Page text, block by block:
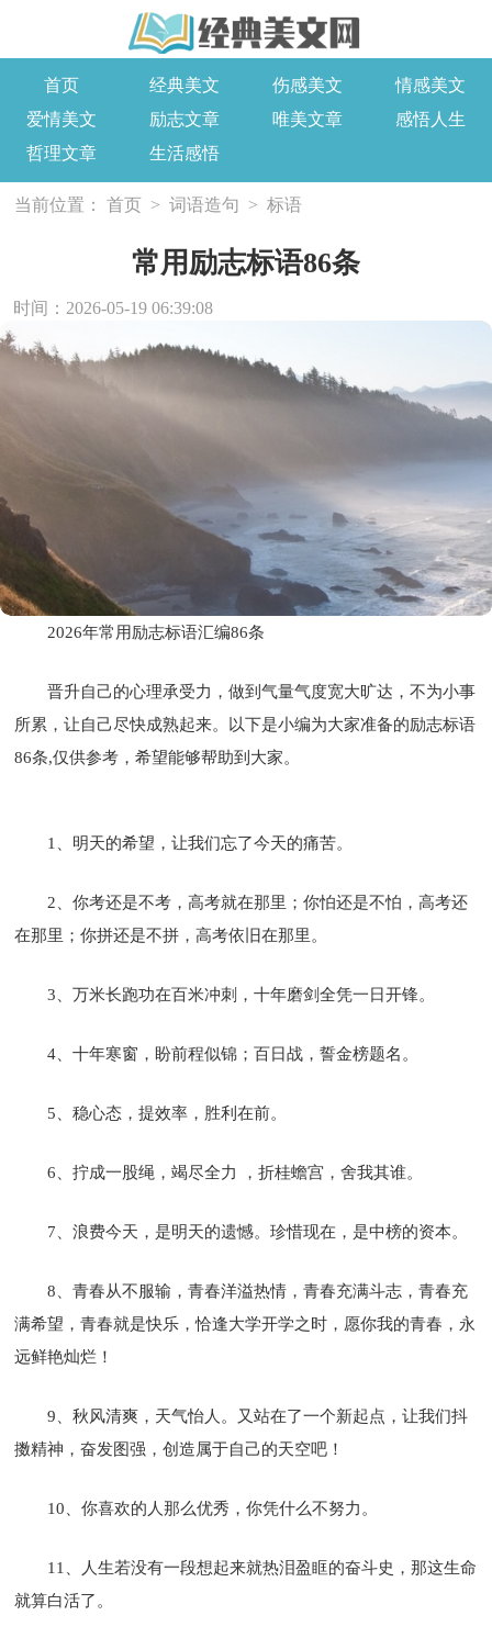
首页 经典美文 伤感美文
情感美文
爱情美文
励志文章 唯美文章
感悟人生
哲理文章
生活感悟
当前位置： 首页 > 词语造句 > 标语
常用励志标语86条
时间：2026-05-19 06:39:08
2026年常用励志标语汇编86条
晋升自己的心理承受力，做到气量气度宽大旷达，不为小事
所累，让自己尽快成熟起来。以下是小编为大家准备的励志标语
86条,仅供参考，希望能够帮助到大家。
1、明天的希望，让我们忘了今天的痛苦。
2、你考还是不考，高考就在那里；你怕还是不怕，高考还
在那里；你拼还是不拼，高考依旧在那里。
3、万米长跑功在百米冲刺，十年磨剑全凭一日开锋。
4、十年寒窗，盼前程似锦；百日战，誓金榜题名。
5、稳心态，提效率，胜利在前。
6、拧成一股绳，竭尽全力 ，折桂蟾宫，舍我其谁。
7、浪费今天，是明天的遗憾。珍惜现在，是中榜的资本。
8、青春从不服输，青春洋溢热情，青春充满斗志，青春充
满希望，青春就是快乐，恰逢大学开学之时，愿你我的青春，永
远鲜艳灿烂！
9、秋风清爽，天气怡人。又站在了一个新起点，让我们抖
擞精神，奋发图强，创造属于自己的天空吧！
10、你喜欢的人那么优秀，你凭什么不努力。
11、人生若没有一段想起来就热泪盈眶的奋斗史，那这生命
就算白活了。